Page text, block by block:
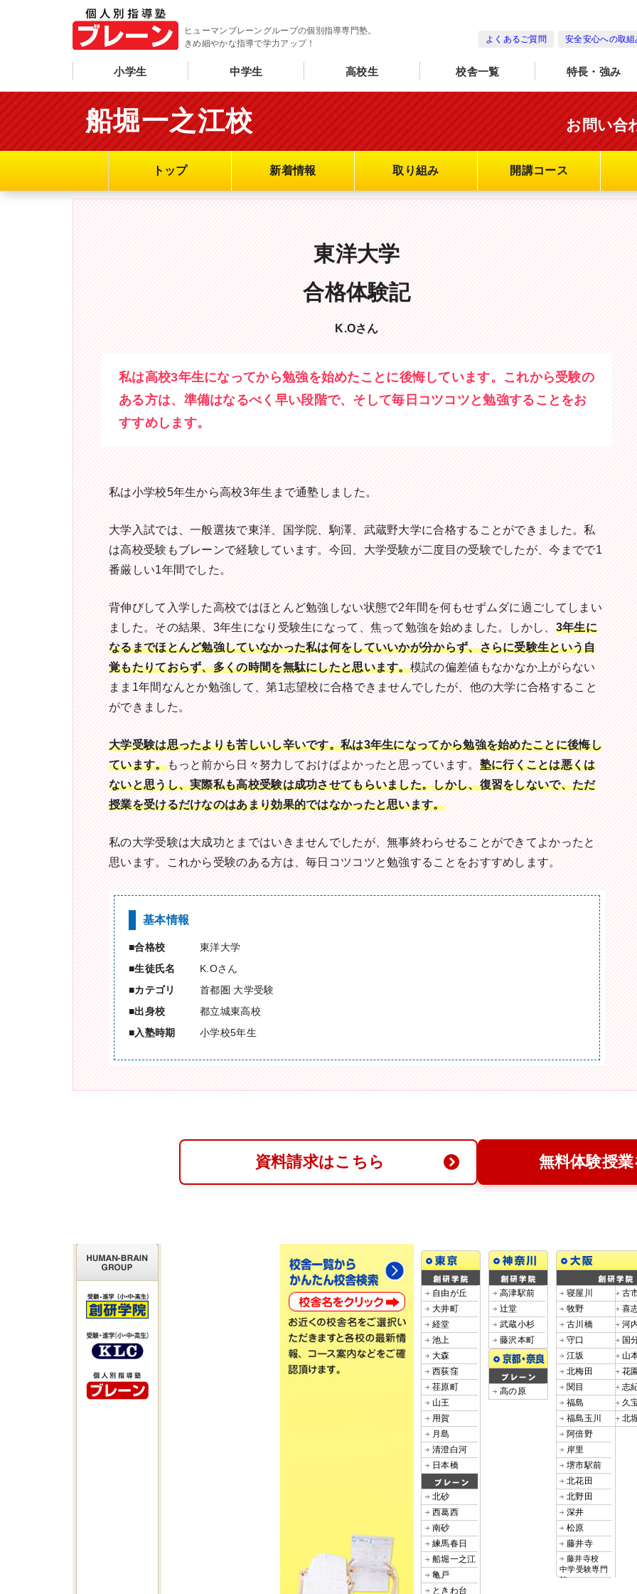
ヒューマンブレーングループの個別指導専門塾。
きめ細やかな指導で学力アップ！
よくあるご質問 安全安心への取組
小学生 中学生 高校生 校舎一覧 特長・強み
船堀一之江校 お問い合
トップ 新着情報 取り組み 開講コース
東洋大学
合格体験記
K.Oさん
私は高校3年生になってから勉強を始めたことに後悔しています。これから受験の
ある方は、準備はなるべく早い段階で、そして毎日コツコツと勉強することをお
すすめします。
私は小学校5年生から高校3年生まで通塾しました。
大学入試では、一般選抜で東洋、国学院、駒澤、武蔵野大学に合格することができました。私
は高校受験もブレーンで経験しています。今回、大学受験が二度目の受験でしたが、今までで1
番厳しい1年間でした。
背伸びして入学した高校ではほとんど勉強しない状態で2年間を何もせずムダに過ごしてしまい
ました。その結果、3年生になり受験生になって、焦って勉強を始めました。しかし、 3年生に
なるまでほとんど勉強していなかった私は何をしていいかが分からず、さらに受験生という自
覚もたりておらず、多くの時間を無駄にしたと思います。模試の偏差値もなかなか上がらない
まま1年間なんとか勉強して、第1志望校に合格できませんでしたが、他の大学に合格すること
ができました。
大学受験は思ったよりも苦しいし辛いです。私は3年生になってから勉強を始めたことに後悔し
ています。もっと前から日々努力しておけばよかったと思っています。 塾に行くことは悪くは
ないと思うし、実際私も高校受験は成功させてもらいました。しかし、復習をしないで、ただ
授業を受けるだけなのはあまり効果的ではなかったと思います。
私の大学受験は大成功とまではいきませんでしたが、無事終わらせることができてよかったと
思います。これから受験のある方は、毎日コツコツと勉強することをおすすめします。
基本情報
合格校
東洋大学
生徒氏名
K.Oさん
カテゴリ
首都圏 大学受験
出身校
都立城東高校
入塾時期
小学校5年生
資料請求はこちら 無料体験授
自由が丘
大井町
経堂
池上
大森
西荻窪
荏原町
山王
用賀
月島
清澄白河
日本橋
北砂
西葛西
南砂
練馬春日
船堀一之江
亀戸
ときわ台
高津駅前
辻堂
武蔵小杉
藤沢本町
高の原
寝屋川
牧野
古川橋
守口
江坂
北梅田
関目
福島
福島玉川
阿倍野
岸里
堺市駅前
北花田
北野田
深井
松原
藤井寺
藤井寺校
中学受験専門
館
古
喜
河
国
山
花
志
久
北